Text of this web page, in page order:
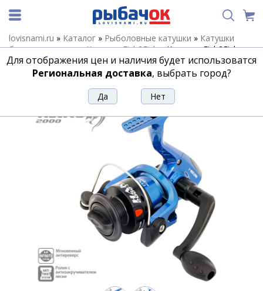
lovisnami.ru » Каталог » Рыболовные катушки » Катушки
безынерционные»Катушки Fish2Fish»Катушка Fish2Fish
River Haku 200 1bb
Катушка Fish2Fish River Haku 200 1bb
Для отображения цен и наличия будет использоватся
Региональная доставка, выбрать город?